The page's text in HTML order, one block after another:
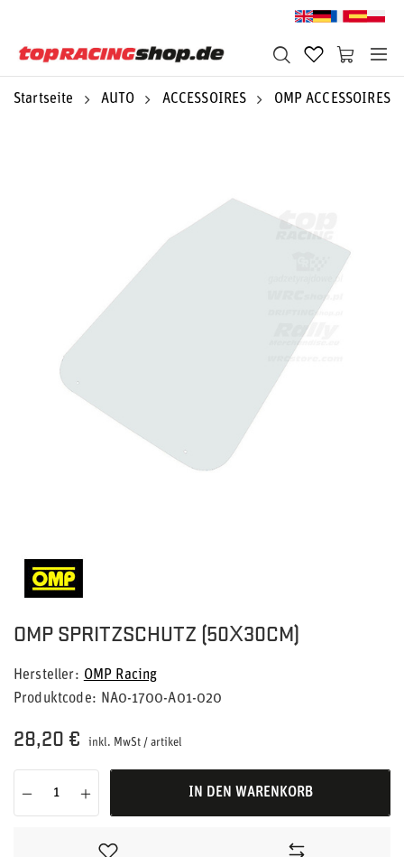
Startseite AUTO ACCESSOIRES OMP ACCESSOIRES
OMP SPRITZSCHUTZ (50X30CM)
Hersteller
OMP Racing
Produktcode
NA0-1700-A01-020
28,20 € inkl. MwSt / artikel
IN DEN WARENKORB